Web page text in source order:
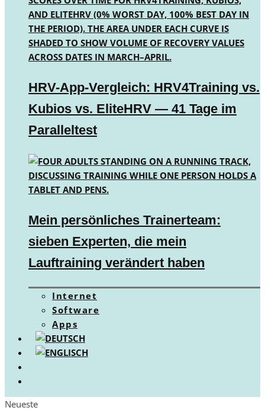
HRV-App-Vergleich: HRV4Training vs.
Kubios vs. EliteHRV — 41 Tage im
Paralleltest
Mein persönliches Trainerteam:
sieben Experten, die mein
Lauftraining verändert haben
Internet
Software
Apps
Neueste